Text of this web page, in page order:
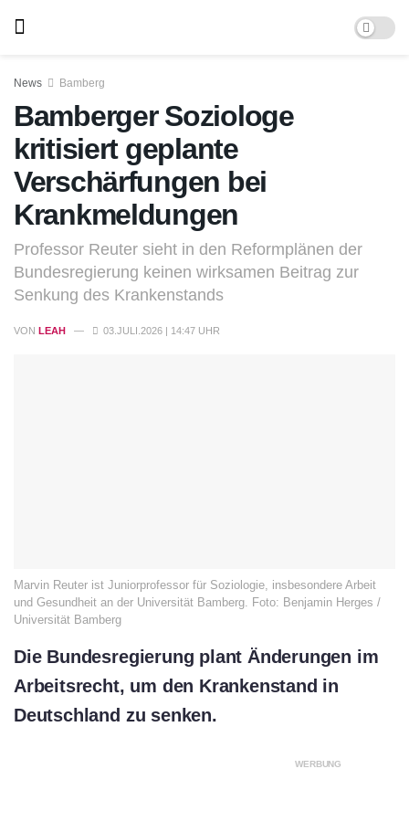
News Bamberg
Bamberger Soziologe
kritisiert geplante
Verschärfungen bei
Krankmeldungen
Professor Reuter sieht in den Reformplänen der
Bundesregierung keinen wirksamen Beitrag zur
Senkung des Krankenstands
VON LEAH 03.JULI.2026 | 14:47 UHR
Marvin Reuter ist Juniorprofessor für Soziologie, insbesondere Arbeit
und Gesundheit an der Universität Bamberg. Foto: Benjamin Herges /
Universität Bamberg
Die Bundesregierung plant Änderungen im
Arbeitsrecht, um den Krankenstand in
Deutschland zu senken.
WERBUNG